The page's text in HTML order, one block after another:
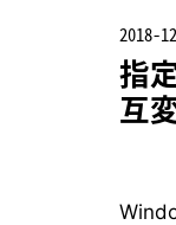
2018-
指
互